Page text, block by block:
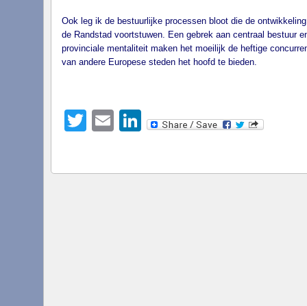
Ook leg ik de bestuurlijke processen bloot die de
de Randstad voortstuwen. Een gebrek aan centraal bestuur
provinciale mentaliteit maken het moeilijk de heftige
van andere Europese steden het hoofd te bieden.
Twitter
EmailLinkedIn